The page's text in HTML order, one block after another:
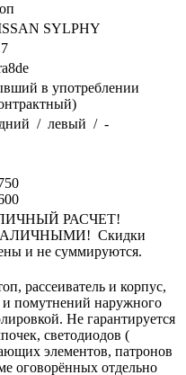
SYLPHY
в употреблении
/ левый / -
РАСЧЕТ!
Скидки
и не суммируются.
рассеиватель и корпус,
и помутнений наружного
Не гарантируется
светодиодов (
элементов, патронов
оговорённых отдельно